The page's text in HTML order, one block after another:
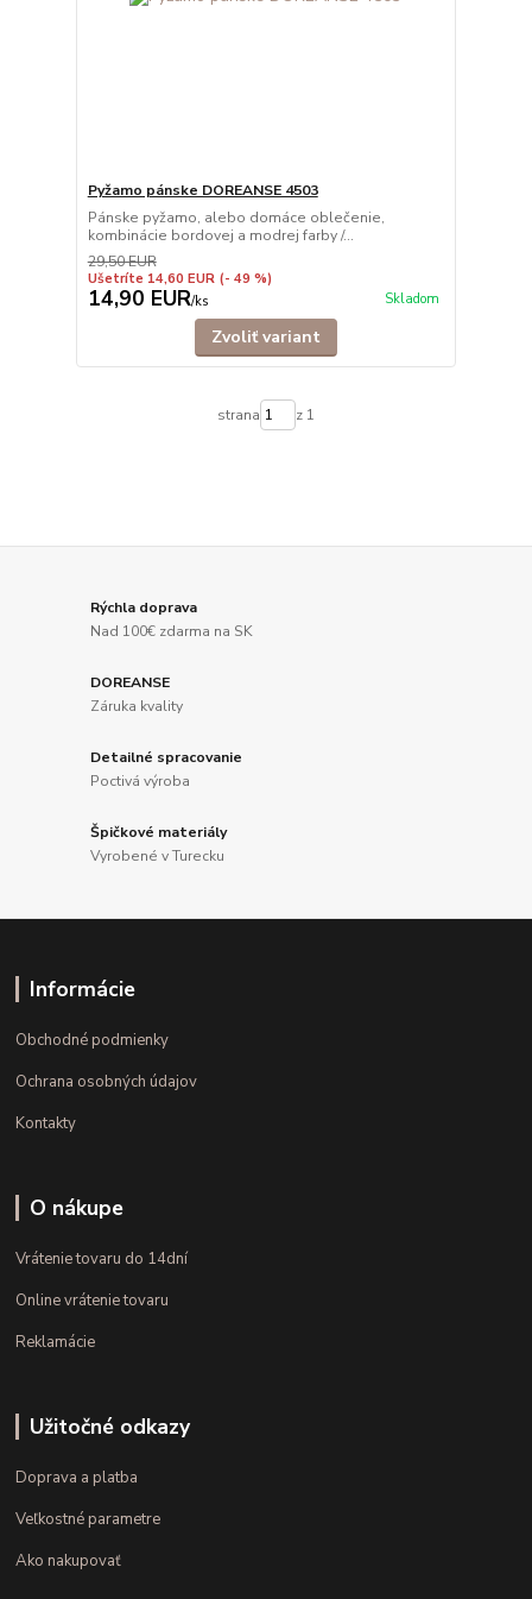
Pyžamo pánske DOREANSE 4503
Pánske pyžamo, alebo domáce oblečenie,
kombinácie bordovej a modrej farby /...
29,50 EUR
Ušetríte 14,60 EUR (- 49 %)
14,90 EUR/ks Skladom
Zvoliť variant
strana z 1
Rýchla doprava
Nad 100€ zdarma na SK
DOREANSE
Záruka kvality
Detailné spracovanie
Poctivá výroba
Špičkové materiály
Vyrobené v Turecku
Informácie
Obchodné podmienky
Ochrana osobných údajov
Kontakty
O nákupe
Vrátenie tovaru do 14dní
Online vrátenie tovaru
Reklamácie
Užitočné odkazy
Doprava a platba
Veľkostné parametre
Ako nakupovať